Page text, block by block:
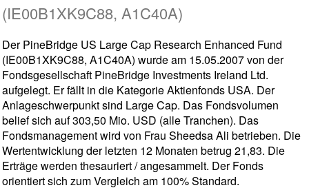
(IE00B1XK9C88, A1C40A)
Der PineBridge US Large Cap Research Enhanced Fund
(IE00B1XK9C88, A1C40A) wurde am 15.05.2007 von der
Fondsgesellschaft PineBridge Investments Ireland Ltd.
aufgelegt. Er fällt in die Kategorie Aktienfonds USA. Der
Anlageschwerpunkt sind Large Cap. Das Fondsvolumen
belief sich auf 303,50 Mio. USD (alle Tranchen). Das
Fondsmanagement wird von Frau Sheedsa Ali betrieben. Die
Wertentwicklung der letzten 12 Monaten betrug 21,83. Die
Erträge werden thesauriert / angesammelt. Der Fonds
orientiert sich zum Vergleich am 100% Standard.